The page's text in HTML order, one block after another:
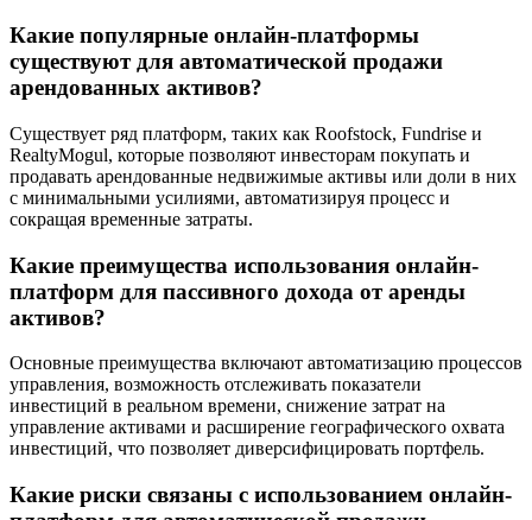
Какие популярные онлайн-платформы
существуют для автоматической продажи
арендованных активов?
Существует ряд платформ, таких как Roofstock, Fundrise и
RealtyMogul, которые позволяют инвесторам покупать и
продавать арендованные недвижимые активы или доли в них
с минимальными усилиями, автоматизируя процесс и
сокращая временные затраты.
Какие преимущества использования онлайн-
платформ для пассивного дохода от аренды
активов?
Основные преимущества включают автоматизацию процессов
управления, возможность отслеживать показатели
инвестиций в реальном времени, снижение затрат на
управление активами и расширение географического охвата
инвестиций, что позволяет диверсифицировать портфель.
Какие риски связаны с использованием онлайн-